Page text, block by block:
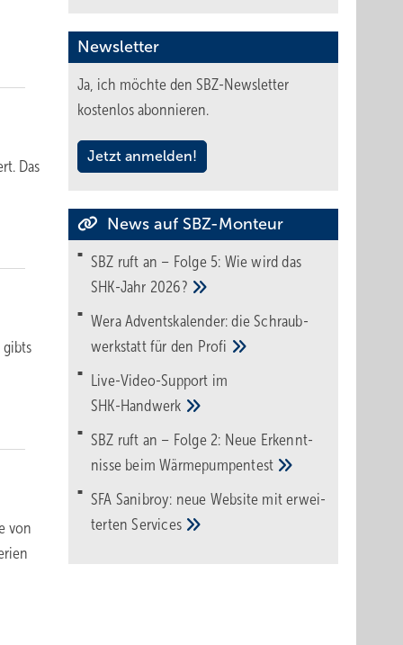
Das
gibts
von
Newsletter
Ja, ich möchte den SBZ-Newsletter
kostenlos abonnieren.
Jetzt anmelden!
News auf SBZ-Monteur
SBZ ruft an – Folge 5: Wie wird das
SHK-Jahr 2026?
Wera Adventskalender: die Schraub­
werk­statt für den Pro­fi
Live-Video-Support im
SHK-Handwerk
SBZ ruft an – Folge 2: Neue Erkennt­
nisse beimWärme­pumpen­test
SFA Sanibroy: neue Web­site mit erwei­
tertenServices